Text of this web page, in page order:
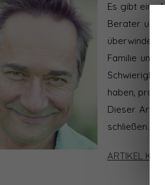
Es gibt eine
Berater und
Familie und
haben,
Dieser
schließen.
ARTIKEL